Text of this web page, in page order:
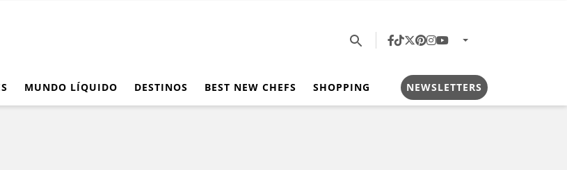
MUNDO LÍQUIDO DESTINOS BEST NEW CHEFS SHOPPING NEWSLETTERS